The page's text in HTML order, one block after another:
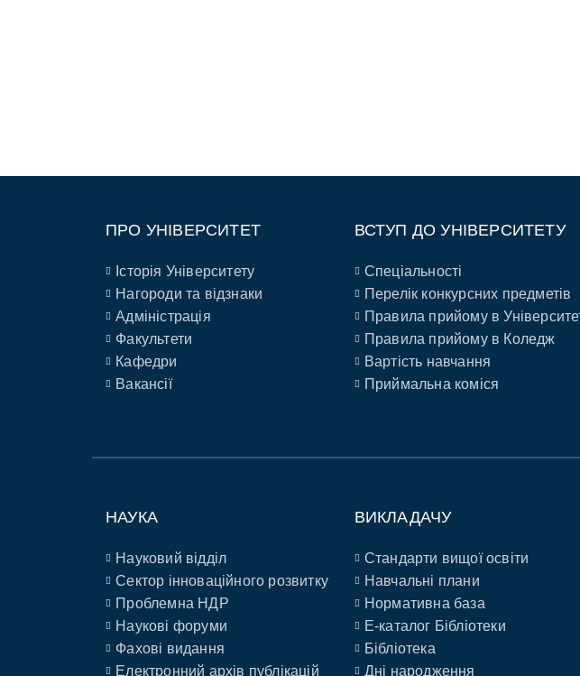
ПРО УНІВЕРСИТЕТ
Історія Університету
Нагороди та відзнаки
Адміністрація
Факультети
Кафедри
Вакансії
ВСТУП ДО УНІВЕРСИТЕТУ
Спеціальності
Перелік конкурсних предметів
Правила прийому в
Правила прийому в Коледж
Вартість навчання
Приймальна коміся
НАУКА
Науковий відділ
Сектор інноваційного розвитку
Проблемна НДР
Наукові форуми
Фахові видання
Електронний архів публікацій
ВИКЛАДАЧУ
Стандарти вищої освіти
Навчальні плани
Нормативна база
E-каталог Бібліотеки
Бібліотека
Дні народження